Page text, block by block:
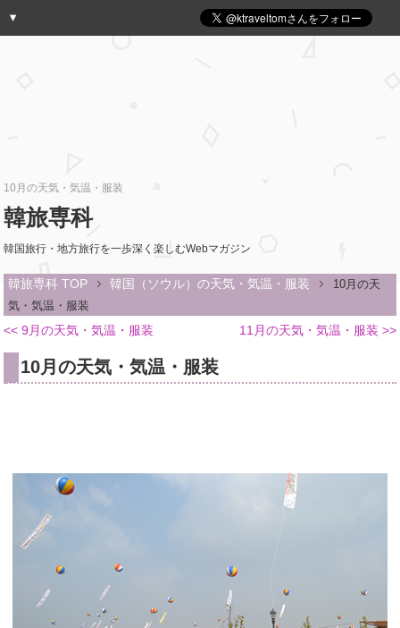
10月の天気・気温・服装
韓旅専科
韓国旅行・地方旅行を一歩深く楽しむWebマガジン
韓旅専科 TOP 韓国（ソウル）の天気・気温・服装
10月の天
気・気温・服装
<< 9月の天気・気温・服装
11月の天気・気温・服装 >>
10月の天気・気温・服装